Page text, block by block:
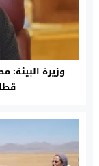
وزيرة البيئة: